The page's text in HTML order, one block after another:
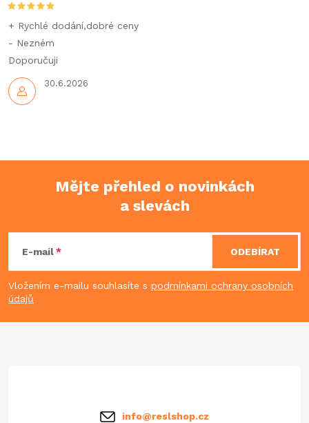
30.6.2026
+ Rychlé dodání,dobré ceny
- Nezném
Doporučuji
p
a
Mějte přehled o novinkách
a slevách
E-mail
Vložením e-mailu souhlasíte s podmínkami ochrany osobních
údajů
ODEBÍRAT
info@reslshop.cz